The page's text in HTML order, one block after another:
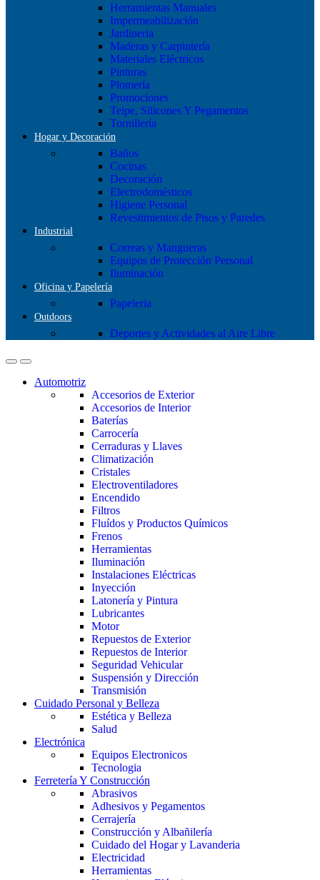
Herramientas Manuales
Impermeabilización
Jardineria
Maderas y Carpintería
Materiales Eléctricos
Pinturas
Plomería
Promociones
Teipe, Silicones Y Pegamentos
Tornillería
Hogar y Decoración
Baños
Cocinas
Decoración
Electrodomésticos
Higiene Personal
Revestimientos de Pisos y Paredes
Industrial
Correas y Mangueras
Equipos de Protección Personal
Iluminación
Oficina y Papelería
Papeleria
Outdoors
Deportes y Actividades al Aire Libre
Automotriz
Accesorios de Exterior
Accesorios de Interior
Baterías
Carrocería
Cerraduras y Llaves
Climatización
Cristales
Electroventiladores
Encendido
Filtros
Fluídos y Productos Químicos
Frenos
Herramientas
Iluminación
Instalaciones Eléctricas
Inyección
Latonería y Pintura
Lubricantes
Motor
Repuestos de Exterior
Repuestos de Interior
Seguridad Vehicular
Suspensión y Dirección
Transmisión
Cuidado Personal y Belleza
Estética y Belleza
Salud
Electrónica
Equipos Electronicos
Tecnologia
Ferretería Y Construcción
Abrasivos
Adhesivos y Pegamentos
Cerrajería
Construcción y Albañilería
Cuidado del Hogar y Lavanderia
Electricidad
Herramientas